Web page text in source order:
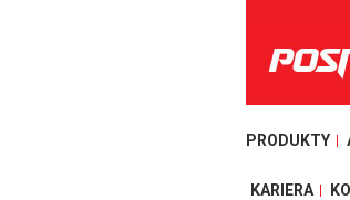
PRODUKTY
KARIERA